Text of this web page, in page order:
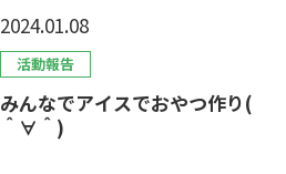
2024.01.08
活動報告
みんなでアイスでおやつ作り(
＾∀＾)